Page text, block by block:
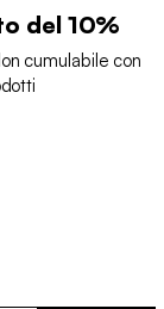
del 10%
cumulabile con